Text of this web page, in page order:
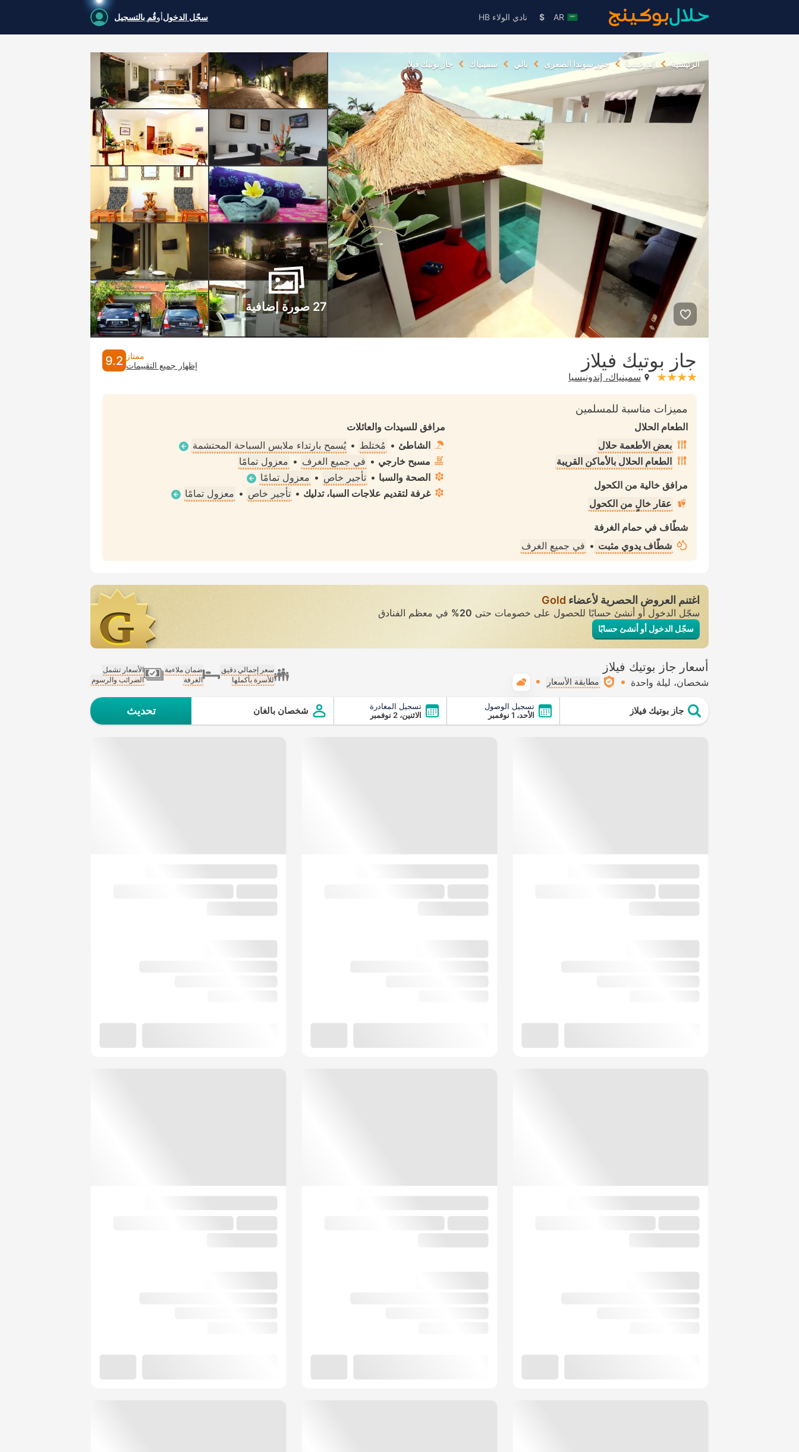
AR
$ نادي الولاء HB سجّل الدخولأوقُم بالتسجيل
الرئيسية إندونيسيا جزر سوندا الصغرى بالي سمينياك جاز بوتيك فيلاز
27 صورة إضافية
جاز بوتيك فيلاز
stars: 4سمينياك، إندونيسيا
ممتاز
إظهار جميع التقييمات 9.2
مميزات مناسبة للمسلمين
الطعام الحلال
بعض الأطعمة حلال
الطعام الحلال بالأماكن القريبة
مرافق خالية من الكحول
عقار خالٍ من الكحول
شطّاف في حمام الغرفة
شطّاف يدوي مثبت • في جميع الغرف
مرافق للسيدات والعائلات
الشاطئ • مُختلط • يُسمح بارتداء ملابس السباحة المحتشمة
مسبح خارجي • في جميع الغرف • معزول تمامًا
الصحة والسبا • تأجير خاص • معزول تمامًا
غرفة لتقديم علاجات السبا، تدليك • تأجير خاص • معزول تمامًا
اغتنم العروض الحصرية لأعضاء Gold
سجّل الدخول أو أنشئ حسابًا للحصول على خصومات حتى 20% في معظم الفنادق
سجّل الدخول أو أنشئ حسابًا
أسعار جاز بوتيك فيلاز
شخصان ليلة واحدة مطابقة الأسعار
سعر إجمالي دقيق
للأسرة بأكملها
ضمان ملاءمة
الغرفة
الأسعار تشمل
الضرائب والرسوم
جاز بوتيك فيلاز
تسجيل الوصول
الأحد، 1 نوفمبر
تسجيل المغادرة
الاثنين، 2 نوفمبر
شخصان بالغان تحديث